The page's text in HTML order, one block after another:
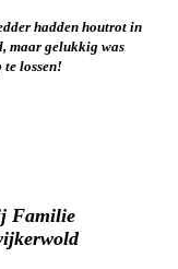
hadden houtrot in
maar gelukkig was
te lossen!
Familie